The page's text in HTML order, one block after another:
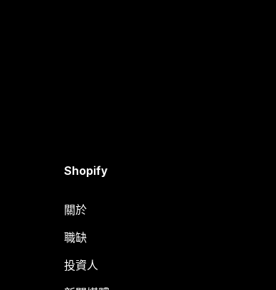
Shopify
關於
職缺
投資人